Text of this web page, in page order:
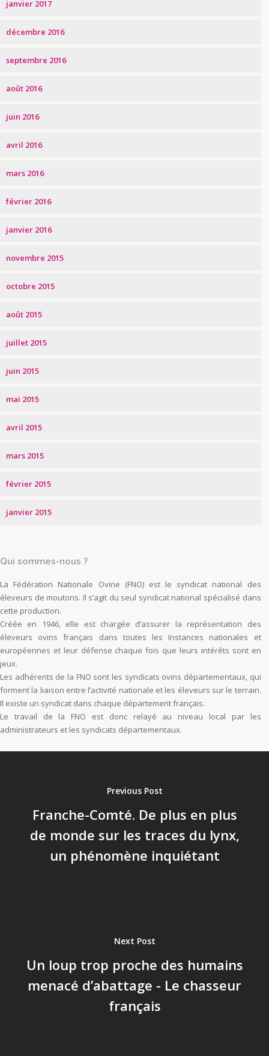
janvier 2017
décembre 2016
septembre 2016
août 2016
juin 2016
avril 2016
mars 2016
février 2016
janvier 2016
novembre 2015
octobre 2015
août 2015
juillet 2015
juin 2015
mai 2015
avril 2015
mars 2015
février 2015
janvier 2015
Qui sommes-nous ?
La Fédération Nationale Ovine (FNO) est le syndicat national des
éleveurs de moutons. Il s’agit du seul syndicat national spécialisé dans
cette production.
Créée en 1946, elle est chargée d’assurer la représentation des
éleveurs ovins français dans toutes les Instances nationales et
européennes et leur défense chaque fois que leurs intérêts sont en
jeux.
Les adhérents de la FNO sont les syndicats ovins départementaux, qui
forment la liaison entre l’activité nationale et les éleveurs sur le terrain.
Il existe un syndicat dans chaque département français.
Le travail de la FNO est donc relayé au niveau local par les
administrateurs et les syndicats départementaux.
Previous Post
Franche-Comté. De plus en plus
de monde sur les traces du lynx,
un phénomène inquiétant
Next Post
Un loup trop proche des humains
menacé d’abattage - Le chasseur
français